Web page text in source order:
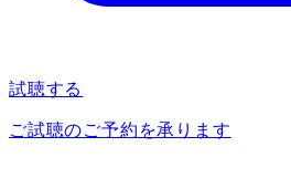
試聴する
ご試聴のご予約を承ります